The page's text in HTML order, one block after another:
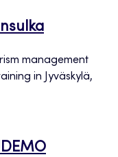
management
in Jyväskylä,